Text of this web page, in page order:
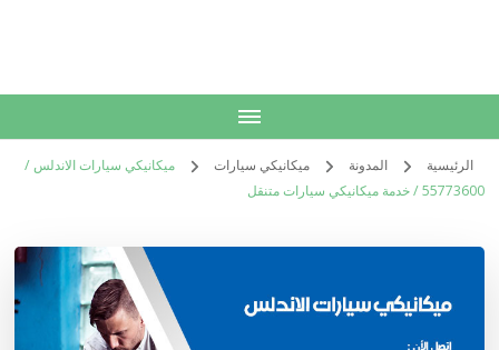
الرئيسية المدونة ميكانيكي سيارات
ميكانيكي سيارات الاندلس /
55773600‬ / خدمة ميكانيكي سيارات متنقل